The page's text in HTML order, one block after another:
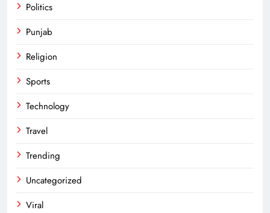
Politics
Punjab
Religion
Sports
Technology
Travel
Trending
Uncategorized
Viral